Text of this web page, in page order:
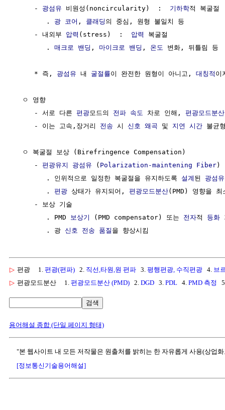
     -
광섬유 비원성(noncircularity)  : 기하학적 복굴절
        .
광 코어 , 클래딩 의 중심, 원형 불일치 등
     - 내외부
압력 (stress)  : 압력
복굴절
        .
매크로 밴딩 , 마이크로 밴딩 , 온도 변화, 뒤틀림 등
     * 즉,
광섬유 내 굴절률이 완전한 원형이 아니고, 대칭적 이
  ㅇ 영향
     - 서로 다른
편광모드의 전파 속도 차로 인해, 편광모드분산
     - 이는 고속,장거리
전송 시 신호 왜곡 및 지연 시간 불균
  ㅇ 복굴절 보상 (Birefringence Compensation)
     -
편광유지 광섬유 ( Polarization-maintening Fiber)
        . 인위적으로 일정한 복굴절을 유지하도록
설계 된 광섬유
        .
편광 상태가 유지되어, 편광모드분산(PMD) 영향을 최
     - 보상 기술
        . PMD
보상기 (PMD compensator) 또는 전자적 등화
        . 광
신호 전송 품질
▷ 편광 1. 편광(편파) 2. 직선,타원,원 편파 3. 평행편광, 수직편광 4. 브
▷ 편광모드분산 1. 편광모드분산 (PMD) 2. DGD 3. PDL 4. PMD 측정
검색
용어해설 종합 (단일 페이지 형태)
"본 웹사이트 내 모든 저작물은 원출처를 밝히는 한 자유롭게 사용(상업
[정보통신기술용어해설]